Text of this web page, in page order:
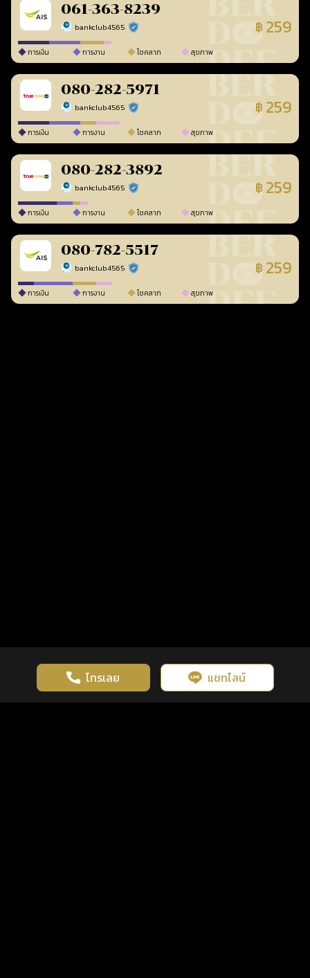
061-363-8239
bankclub4565 ร้านยืนยันแล้ว ฿ 259
การเงิน การงาน โชคลาภ สุขภาพ
080-282-5971
bankclub4565 ร้านยืนยันแล้ว ฿ 259
การเงิน การงาน โชคลาภ สุขภาพ
080-282-3892
bankclub4565 ร้านยืนยันแล้ว ฿ 259
การเงิน การงาน โชคลาภ สุขภาพ
080-782-5517
bankclub4565 ร้านยืนยันแล้ว ฿ 259
การเงิน การงาน โชคลาภ สุขภาพ
โทรเลย แชทไลน์
เว็บไซต์นี้มีการใช้งานคุกกี้ เพื่อเพิ่มประสิทธิภาพและประสบการณ์ที่ดี
ในการใช้งานเว็บไซต์ นโยบายความเป็นส่วนตัว
รู้ก่อน พร้อมกว่า ทุกจังหวะชีวิต คลิกดูดวงฟรี